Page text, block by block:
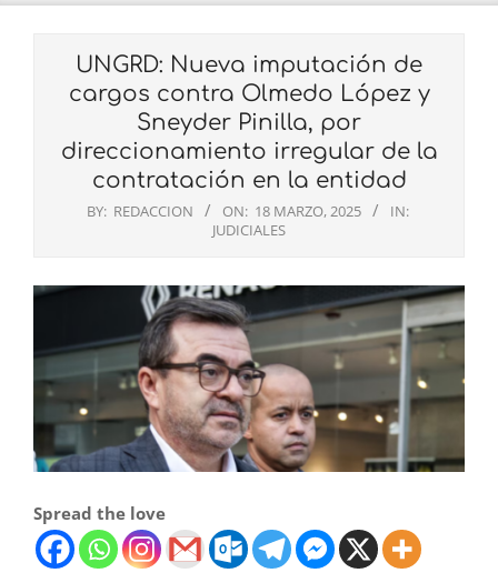
UNGRD: Nueva imputación de
cargos contra Olmedo López y
Sneyder Pinilla, por
direccionamiento irregular de la
contratación en la entidad
BY: REDACCION ON: 18 MARZO, 2025
IN:
JUDICIALES
Spread the love